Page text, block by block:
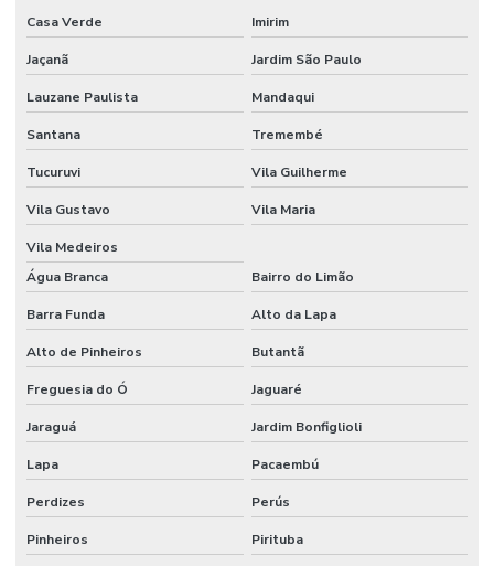
Casa Verde Imirim
Jaçanã Jardim São Paulo
Lauzane Paulista Mandaqui
Santana Tremembé
Tucuruvi Vila Guilherme
Vila Gustavo Vila Maria
Vila Medeiros
Água Branca
Bairro do Limão
Barra Funda Alto da Lapa
Alto de Pinheiros Butantã
Freguesia do Ó Jaguaré
Jaraguá Jardim Bonfiglioli
Lapa Pacaembú
Perdizes Perús
Pinheiros Pirituba